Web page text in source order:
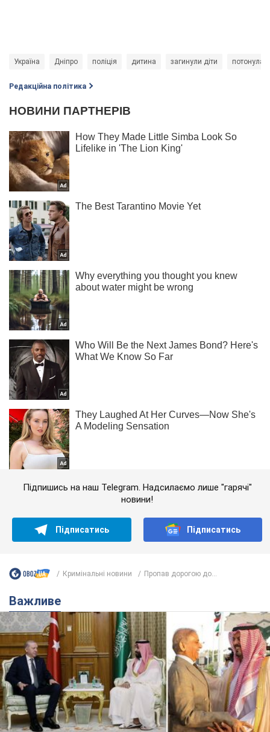
Україна Дніпро поліція дитина загинули діти потонула
Редакційна політика
Підпишись на наш Telegram. Надсилаємо лише "гарячі"
новини!
Підписатись Підписатись
Кримінальні новини Пропав дорогою до...
Важливе